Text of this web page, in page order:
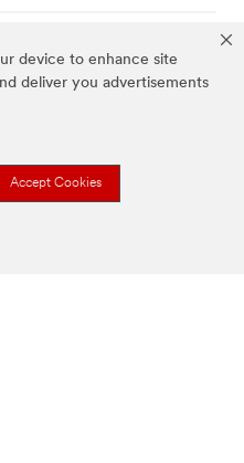
device to enhance site
deliver you advertisements
Accept Cookies